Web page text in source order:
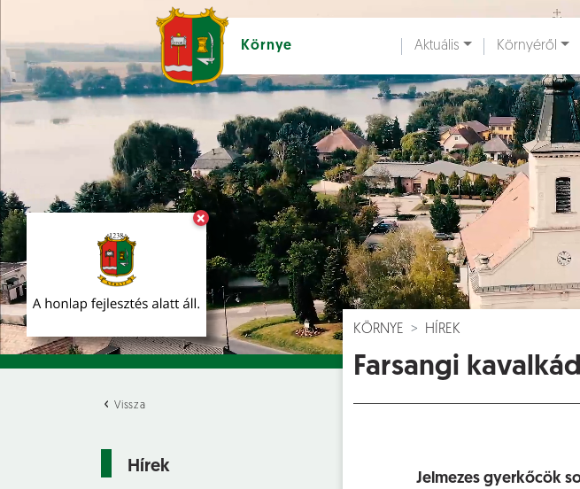
×
Környe
Ugrás a fő tartalomhoz
Aktuális Környéről
Vissza
Hírek
KÖRNYE HÍREK
Farsangi kavalkád
Jelmezes gyerkőcök
Hírek [ Események []